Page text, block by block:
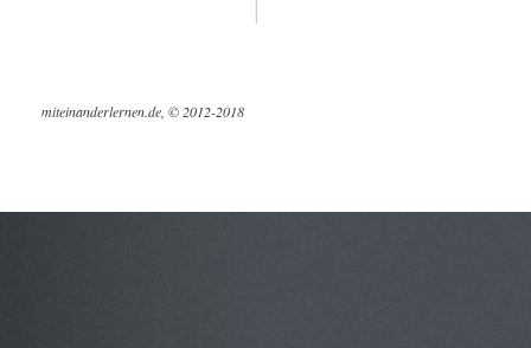
miteinanderlernen.de, © 2012-2018